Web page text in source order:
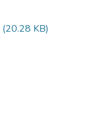
(20.28 KB)